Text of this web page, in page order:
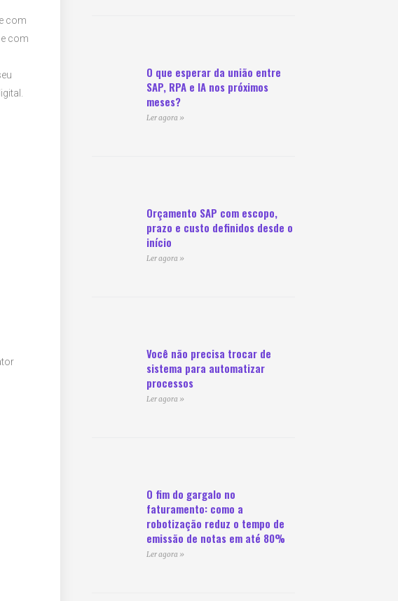
com
com
O que esperar da união entre
SAP, RPA e IA nos próximos
meses?
Ler agora »
Orçamento SAP com escopo,
prazo e custo definidos desde o
início
Ler agora »
Você não precisa trocar de
sistema para automatizar
processos
Ler agora »
O fim do gargalo no
faturamento: como a
robotização reduz o tempo de
emissão de notas em até 80%
Ler agora »